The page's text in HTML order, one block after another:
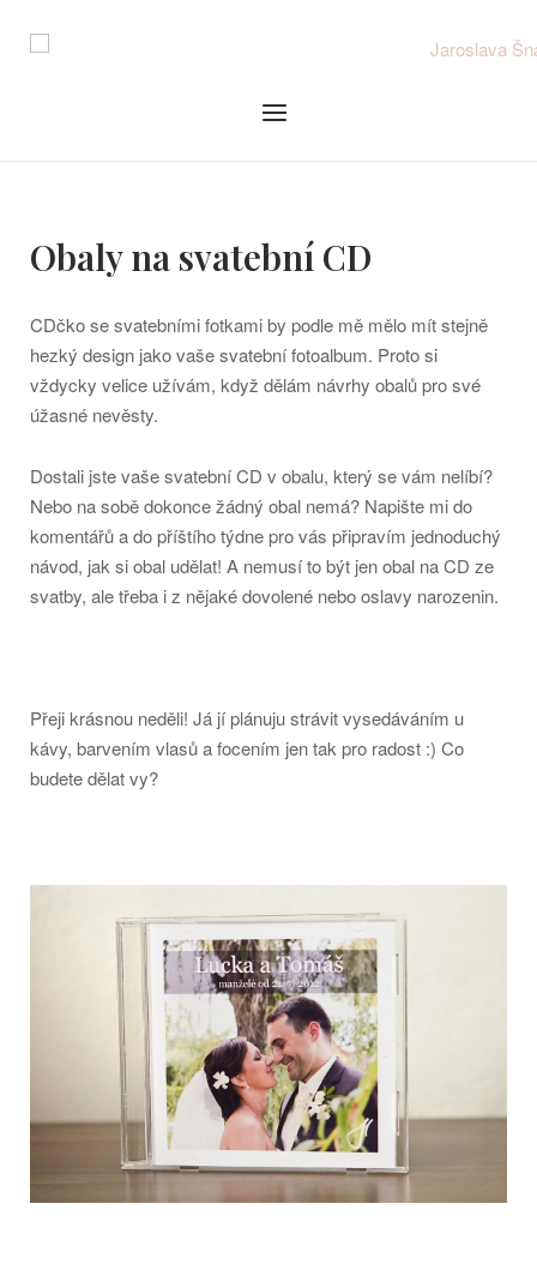
Menu
Obaly na svatební CD
CDčko se svatebními fotkami by podle mě mělo mít stejně
hezký design jako vaše svatební fotoalbum. Proto si
vždycky velice užívám, když dělám návrhy obalů pro své
úžasné nevěsty.
Dostali jste vaše svatební CD v obalu, který se vám nelíbí?
Nebo na sobě dokonce žádný obal nemá? Napište mi do
komentářů a do příštího týdne pro vás připravím jednoduchý
návod, jak si obal udělat! A nemusí to být jen obal na CD ze
svatby, ale třeba i z nějaké dovolené nebo oslavy narozenin.
Přeji krásnou neděli! Já jí plánuju strávit vysedáváním u
kávy, barvením vlasů a focením jen tak pro radost :) Co
budete dělat vy?